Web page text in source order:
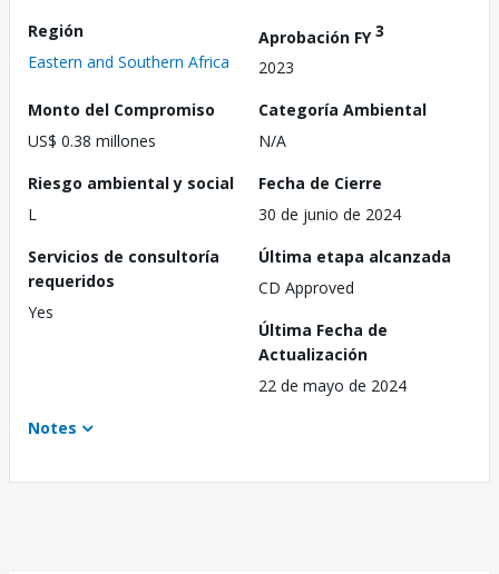
Región
Eastern and Southern Africa
Aprobación FY3
2023
Monto del Compromiso
US$ 0.38 millones
Categoría Ambiental
N/A
Riesgo ambiental y social
L
Fecha de Cierre
30 de junio de 2024
Servicios de consultoría
requeridos
Yes
Última etapa alcanzada
CD Approved
Última Fecha de
Actualización
22 de mayo de 2024
Notes